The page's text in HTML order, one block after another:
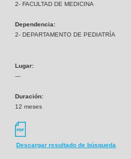
2- FACULTAD DE MEDICINA
Dependencia:
2- DEPARTAMENTO DE PEDIATRÍA
Lugar:
---
Duración:
12 meses
Descargar resultado de búsqueda